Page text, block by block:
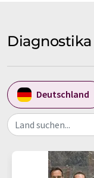
Deutschland
Land suchen...